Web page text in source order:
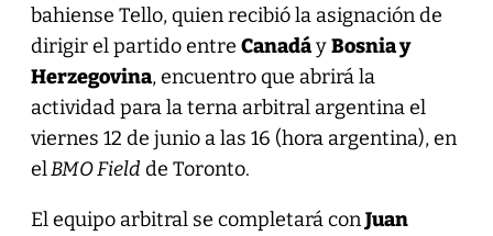
bahiense Tello, quien recibió la asignación de
dirigir el partido entre CanadáyBosnia y
Herzegovina, encuentro que abrirá la
actividad para la terna arbitral argentina el
viernes 12 de junio a las 16 (hora argentina), en
elBMO Field de Toronto.
El equipo arbitral se completará conJuan